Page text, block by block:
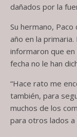
dañados por la
Su hermano,
año en la
informaron que
fecha no le han
“Hace rato me
también, para
muchos de los
para otros lados a